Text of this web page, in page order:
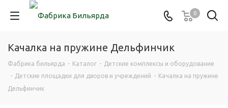
0
Качалка на пружине Дельфинчик
Фабрика бильярда - Каталог - Детские комплексы и оборудование
- Детские площадки для дворов и учреждений - Качалка на пружине
Дельфинчик